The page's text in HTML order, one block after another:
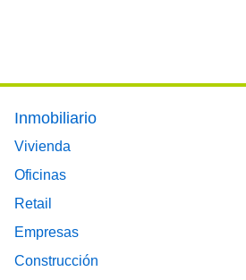
Footer main menu
Inmobiliario
Vivienda
Oficinas
Retail
Empresas
Construcción